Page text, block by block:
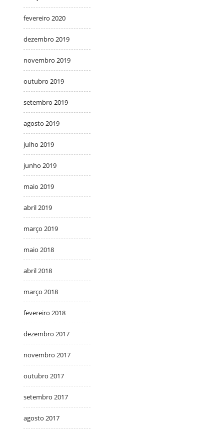
fevereiro 2020
dezembro 2019
novembro 2019
outubro 2019
setembro 2019
agosto 2019
julho 2019
junho 2019
maio 2019
abril 2019
março 2019
maio 2018
abril 2018
março 2018
fevereiro 2018
dezembro 2017
novembro 2017
outubro 2017
setembro 2017
agosto 2017